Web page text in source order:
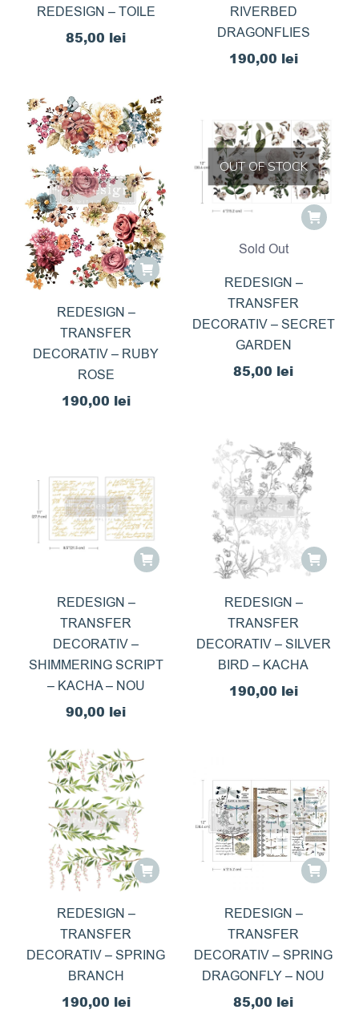
REDESIGN – TOILE
85,00 lei
RIVERBED
DRAGONFLIES
190,00 lei
REDESIGN –
TRANSFER
DECORATIV – RUBY
ROSE
190,00 lei
OUT OF STOCK
Sold Out
REDESIGN –
TRANSFER
DECORATIV – SECRET
GARDEN
85,00 lei
REDESIGN –
TRANSFER
DECORATIV –
SHIMMERING SCRIPT
– KACHA – NOU
90,00 lei
REDESIGN –
TRANSFER
DECORATIV – SILVER
BIRD – KACHA
190,00 lei
REDESIGN –
TRANSFER
DECORATIV – SPRING
BRANCH
190,00 lei
REDESIGN –
TRANSFER
DECORATIV – SPRING
DRAGONFLY – NOU
85,00 lei